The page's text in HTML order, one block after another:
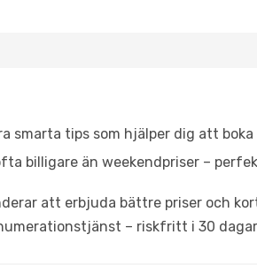
smarta tips som hjälper dig att
billigare än weekendpriser –
att erbjuda bättre priser och
– riskfritt i 30